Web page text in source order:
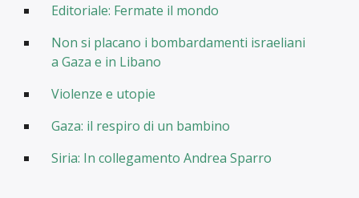
Editoriale: Fermate il mondo
Non si placano i bombardamenti israeliani
a Gaza e in Libano
Violenze e utopie
Gaza: il respiro di un bambino
Siria: In collegamento Andrea Sparro